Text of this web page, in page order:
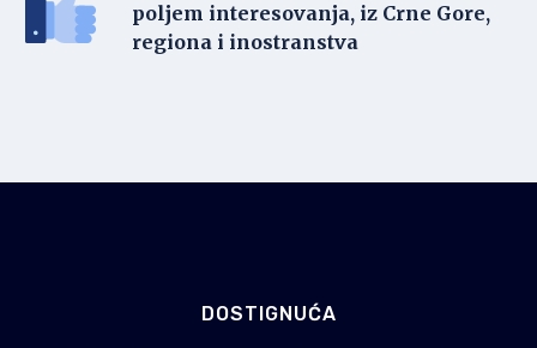
poljem interesovanja, iz Crne Gore,
regiona i inostranstva
DOSTIGNUĆA